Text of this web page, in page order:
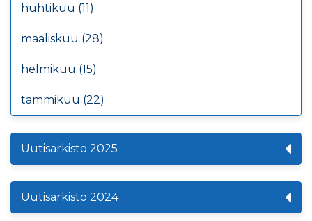
huhtikuu (11)
maaliskuu (28)
helmikuu (15)
tammikuu (22)
Uutisarkisto 2025
Uutisarkisto 2024